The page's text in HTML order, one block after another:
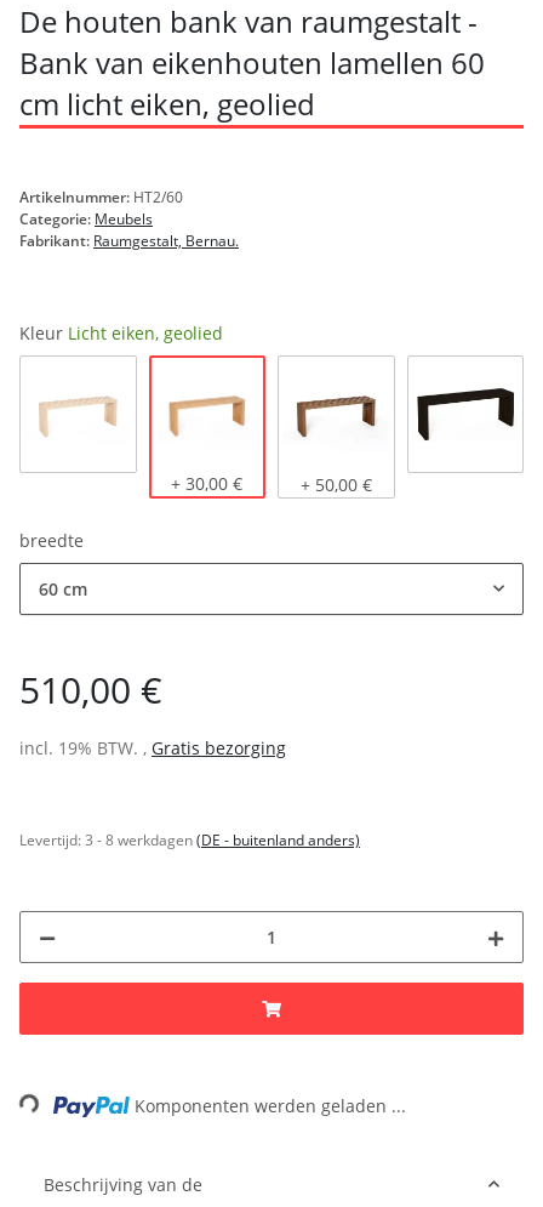
De houten bank van raumgestalt -
Bank van eikenhouten lamellen 60
cm licht eiken, geolied
Artikelnummer: HT2/60
Categorie: Meubels
Fabrikant: Raumgestalt, Bernau.
Kleur Licht eiken, geolied
Eikenhout naturelLicht eiken, geolied
+ 30,00 € Donker eiken, geolied
+ 50,00 €
breedte
60 cm
510,00 €
incl. 19% BTW. , Gratis bezorging
Levertijd:3 - 8 werkdagen(DE - buitenland anders)
Loading... Komponenten werden geladen ...
Beschrijving van de